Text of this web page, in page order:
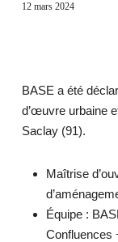
12 mars 2024
BASE a été
d’œuvre urbaine
Saclay (91).
Maîtrise
Équipe :
Confluences